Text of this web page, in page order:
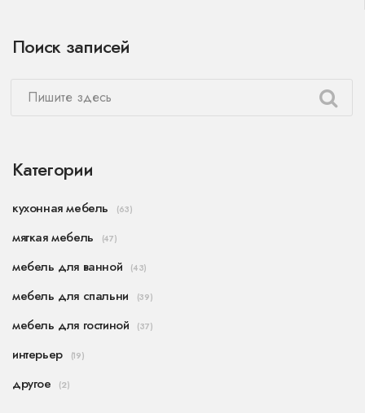
Поиск записей
Категории
кухонная мебель (63)
мягкая мебель (47)
мебель для ванной (43)
мебель для спальни (39)
мебель для гостиной (37)
интерьер (19)
другое (2)